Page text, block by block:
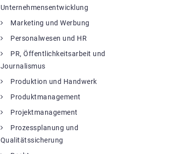
Unternehmensentwicklung
Marketing und Werbung
Personalwesen und HR
PR, Öffentlichkeitsarbeit und
Journalismus
Produktion und Handwerk
Produktmanagement
Projektmanagement
Prozessplanung und
Qualitätssicherung